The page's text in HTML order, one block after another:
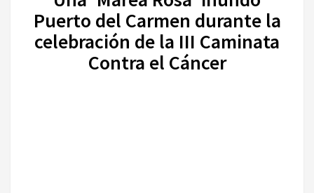
Puerto del Carmen durante la
celebración de la III Caminata
Contra el Cáncer